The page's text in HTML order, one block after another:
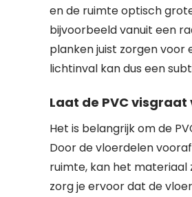
en de ruimte optisch
bijvoorbeeld vanuit een
planken juist zorgen
lichtinval kan dus een
Laat de PVC
Het is belangrijk om de
Door de vloerdelen
ruimte, kan het materiaal
zorg je ervoor dat de